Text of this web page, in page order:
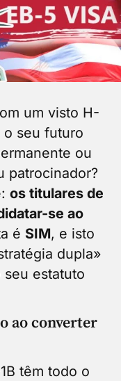
um visto H-
o seu futuro
ou
patrocinador?
os titulares de
se ao
é SIM, e isto
dupla»
estatuto
ao converter
têm todo o